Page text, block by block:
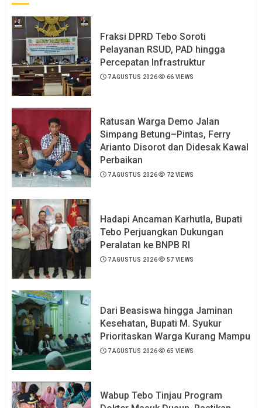
Fraksi DPRD Tebo Soroti
Pelayanan RSUD, PAD hingga
Percepatan Infrastruktur
7 AGUSTUS 2026 66 VIEWS
Ratusan Warga Demo Jalan
Simpang Betung–Pintas, Ferry
Arianto Disorot dan Didesak Kawal
Perbaikan
7 AGUSTUS 2026 72 VIEWS
Hadapi Ancaman Karhutla, Bupati
Tebo Perjuangkan Dukungan
Peralatan ke BNPB RI
7 AGUSTUS 2026 57 VIEWS
Dari Beasiswa hingga Jaminan
Kesehatan, Bupati M. Syukur
Prioritaskan Warga Kurang Mampu
7 AGUSTUS 2026 65 VIEWS
Wabup Tebo Tinjau Program